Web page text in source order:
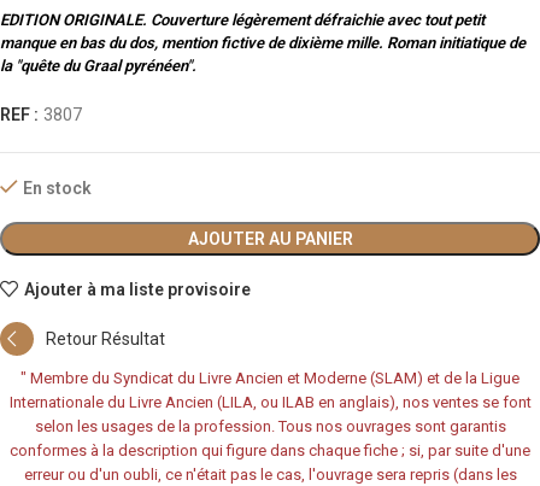
EDITION ORIGINALE. Couverture légèrement défraichie avec tout petit
manque en bas du dos, mention fictive de dixième mille. Roman initiatique de
la "quête du Graal pyrénéen".
REF : 3807
En stock
AJOUTER AU PANIER
Ajouter à ma liste provisoire
Retour Résultat
" Membre du Syndicat du Livre Ancien et Moderne (SLAM) et de la Ligue
Internationale du Livre Ancien (LILA, ou ILAB en anglais), nos ventes se font
selon les usages de la profession. Tous nos ouvrages sont garantis
conformes à la description qui figure dans chaque fiche ; si, par suite d'une
erreur ou d'un oubli, ce n'était pas le cas, l'ouvrage sera repris (dans les